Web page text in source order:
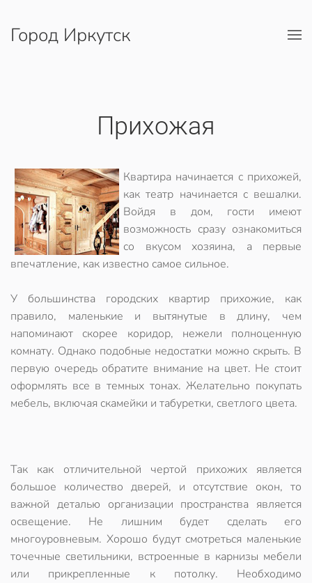
Перейти к содержимому
Город Иркутск
Прихожая
Квартира начинается с прихожей,
как театр начинается с вешалки.
Войдя в дом, гости имеют
возможность сразу ознакомиться
со вкусом хозяина, а первые
впечатление, как известно самое сильное.
У большинства городских квартир прихожие, как
правило, маленькие и вытянутые в длину, чем
напоминают скорее коридор, нежели полноценную
комнату. Однако подобные недостатки можно скрыть. В
первую очередь обратите внимание на цвет. Не стоит
оформлять все в темных тонах. Желательно покупать
мебель, включая скамейки и табуретки, светлого цвета.
Так как отличительной чертой прихожих является
большое количество дверей, и отсутствие окон, то
важной деталью организации пространства является
освещение. Не лишним будет сделать его
многоуровневым. Хорошо будут смотреться маленькие
точечные светильники, встроенные в карнизы мебели
или прикрепленные к потолку. Необходимо